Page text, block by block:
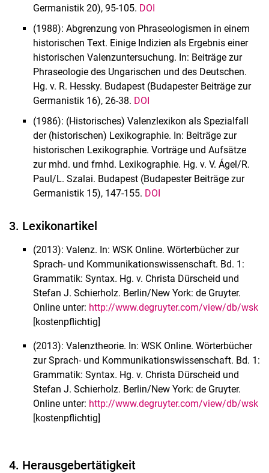
Germanistik 20), 95-105. DOI
(1988): Abgrenzung von Phraseologismen in einem
historischen Text. Einige Indizien als Ergebnis einer
historischen Valenzuntersuchung. In: Beiträge zur
Phraseologie des Ungari­schen und des Deutschen.
Hg. v. R. Hessky. Budapest (Budapester Beiträge zur
Germanistik 16), 26-38. DOI
(1986): (Historisches) Valenzlexikon als Spezialfall
der (historischen) Lexikographie. In: Bei­träge zur
historischen Lexikographie. Vorträge und Aufsätze
zur mhd. und frnhd. Lexikogra­phie. Hg. v. V. Ágel/R.
Paul/L. Szalai. Budapest (Budapester Beiträge zur
Germanistik 15), 147-155. DOI
3. Lexikonartikel
(2013): Valenz. In: WSK Online. Wörterbücher zur
Sprach- und Kommunikationswissenschaft. Bd. 1:
Grammatik: Syntax. Hg. v. Christa Dürscheid und
Stefan J. Schierholz. Berlin/New York: de Gruyter.
Online unter: http://www.degruyter.com/view/db/wsk
[kostenpflichtig]
(2013): Valenztheorie. In: WSK Online. Wörterbücher
zur Sprach- und Kommunikationswissenschaft. Bd. 1:
Grammatik: Syntax. Hg. v. Christa Dürscheid und
Stefan J. Schierholz. Berlin/New York: de Gruyter.
Online unter: http://www.degruyter.com/view/db/wsk
[kostenpflichtig]
4. Herausgebertätigkeit